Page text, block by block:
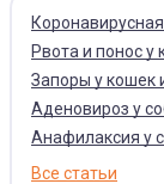
Рвота и понос у
Запоры у кошек
Аденовироз у
Анафилаксия у
Все статьи